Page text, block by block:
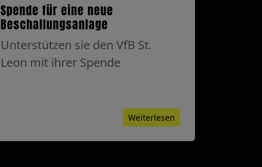
Spende für eine neue
Beschallungsanlage
Unterstützen sie den VfB St.
Leon mit ihrer Spende
Weiterlesen